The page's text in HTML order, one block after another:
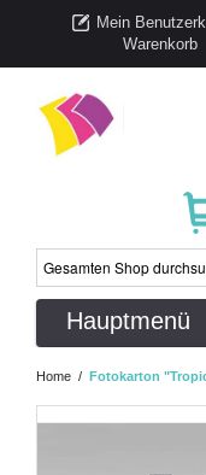
Mein
Warenkorb
Hauptmenü
Home / Fotokarton